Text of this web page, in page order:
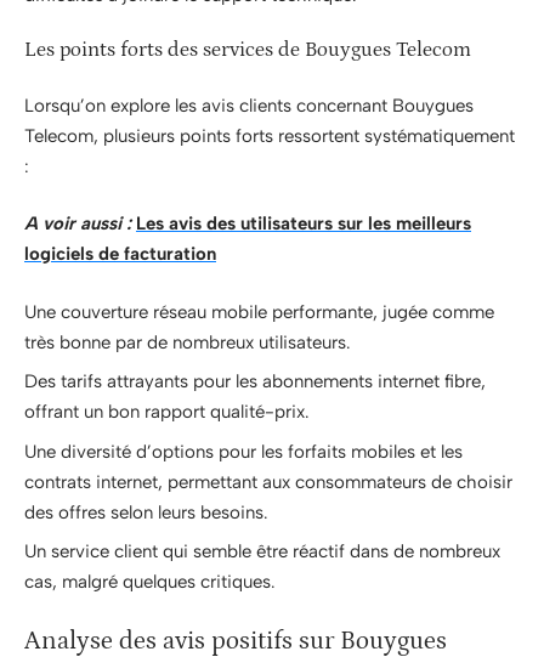
Les points forts des services de Bouygues Telecom
Lorsqu’on explore les avis clients concernant Bouygues
Telecom, plusieurs points forts ressortent systématiquement
:
A voir aussi : Les avis des utilisateurs sur les meilleurs
logiciels de facturation
Une couverture réseau mobile performante, jugée comme
très bonne par de nombreux utilisateurs.
Des tarifs attrayants pour les abonnements internet fibre,
offrant un bon rapport qualité-prix.
Une diversité d’options pour les forfaits mobiles et les
contrats internet, permettant aux consommateurs de choisir
des offres selon leurs besoins.
Un service client qui semble être réactif dans de nombreux
cas, malgré quelques critiques.
Analyse des avis positifs sur Bouygues